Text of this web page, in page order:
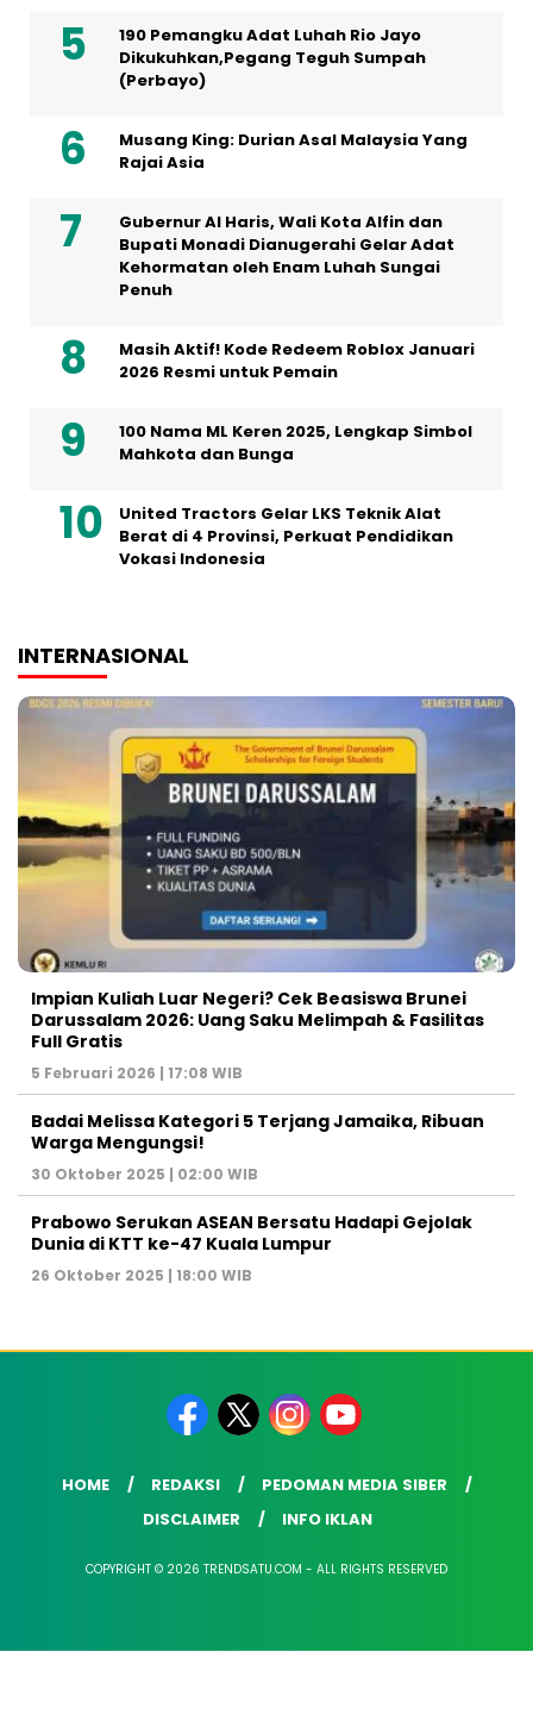
190 Pemangku Adat Luhah Rio Jayo
Dikukuhkan,Pegang Teguh Sumpah
(Perbayo)
Musang King: Durian Asal Malaysia Yang
Rajai Asia
Gubernur Al Haris, Wali Kota Alfin dan
Bupati Monadi Dianugerahi Gelar Adat
Kehormatan oleh Enam Luhah Sungai
Penuh
Masih Aktif! Kode Redeem Roblox Januari
2026 Resmi untuk Pemain
100 Nama ML Keren 2025, Lengkap Simbol
Mahkota dan Bunga
United Tractors Gelar LKS Teknik Alat
Berat di 4 Provinsi, Perkuat Pendidikan
Vokasi Indonesia
INTERNASIONAL
Impian Kuliah Luar Negeri? Cek Beasiswa Brunei
Darussalam 2026: Uang Saku Melimpah & Fasilitas
Full Gratis
5 Februari 2026 | 17:08 WIB
Badai Melissa Kategori 5 Terjang Jamaika, Ribuan
Warga Mengungsi!
30 Oktober 2025 | 02:00 WIB
Prabowo Serukan ASEAN Bersatu Hadapi Gejolak
Dunia di KTT ke-47 Kuala Lumpur
26 Oktober 2025 | 18:00 WIB
HOME REDAKSI
PEDOMAN MEDIA SIBER
DISCLAIMER
INFO IKLAN
COPYRIGHT © 2026 TRENDSATU.COM - ALL RIGHTS RESERVED